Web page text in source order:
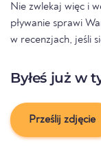
Nie zwlekaj więc i
pływanie sprawi
w recenzjach, jeśli
Byłeś już w
Prześlij zdjęcie